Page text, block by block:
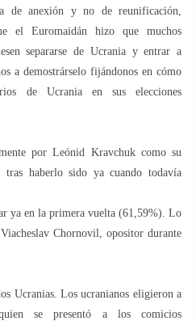
de anexión y no de reunificación,
el Euromaidán hizo que muchos
separarse de Ucrania y entrar a
a demostrárselo fijándonos en cómo
de Ucrania en sus elecciones
por Leónid Kravchuk como su
tras haberlo sido ya cuando todavía
ya en la primera vuelta (61,59%). Lo
Chornovil, opositor durante
Ucranias. Los ucranianos eligieron a
se presentó a los comicios